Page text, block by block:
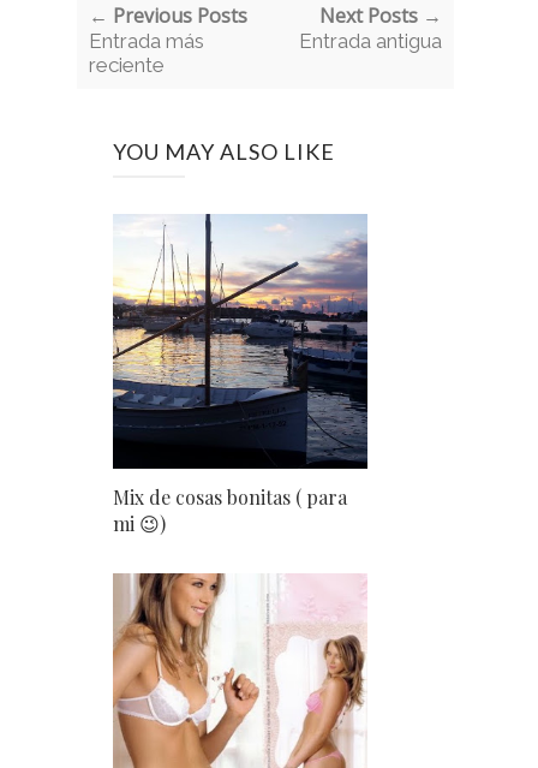
← Previous Posts
Entrada más
reciente
Next Posts →
Entrada antigua
YOU MAY ALSO LIKE
Mix de cosas bonitas ( para
mi 😉)